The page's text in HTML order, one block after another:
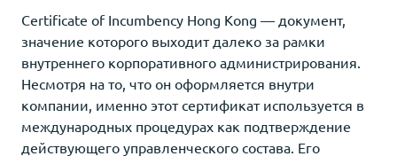
Certificate of Incumbency Hong Kong — документ,
значение которого выходит далеко за рамки
внутреннего корпоративного администрирования.
Несмотря на то, что он оформляется внутри
компании, именно этот сертификат используется в
международных процедурах как подтверждение
действующего управленческого состава. Его